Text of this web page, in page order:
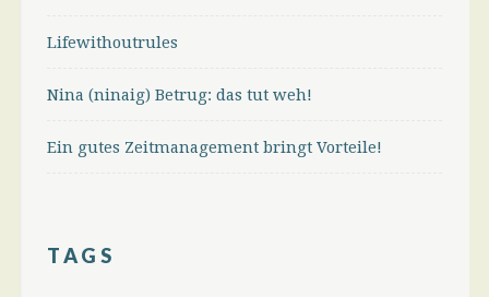
Lifewithoutrules
Nina (ninaig) Betrug: das tut weh!
Ein gutes Zeitmanagement bringt Vorteile!
TAGS